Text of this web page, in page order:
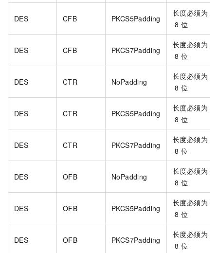
DES CFB PKCS5Padding
长度必须为
8 位
DES CFB PKCS7Padding
长度必须为
8 位
DES CTR NoPadding
长度必须为
8 位
DES CTR PKCS5Padding
长度必须为
8 位
DES CTR PKCS7Padding
长度必须为
8 位
DES OFB NoPadding
长度必须为
8 位
DES OFB PKCS5Padding
长度必须为
8 位
DES OFB PKCS7Padding
长度必须为
8 位